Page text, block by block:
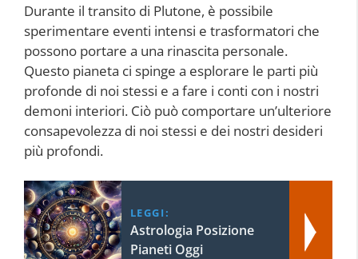
Durante il transito di Plutone, è possibile
sperimentare eventi intensi e trasformatori che
possono portare a una rinascita personale.
Questo pianeta ci spinge a esplorare le parti più
profonde di noi stessi e a fare i conti con i nostri
demoni interiori. Ciò può comportare un’ulteriore
consapevolezza di noi stessi e dei nostri desideri
più profondi.
LEGGI:
Astrologia Posizione
Pianeti Oggi